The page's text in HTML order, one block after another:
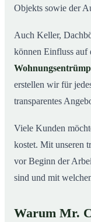
Objekts sowie der
Auch Keller,
können Einfluss auf
erstellen wir für
transparentes
Viele Kunden
kostet. Mit unseren
vor Beginn der
sind und mit
Warum Mr.